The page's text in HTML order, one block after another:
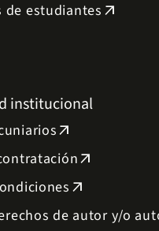
de estudiantes arrow_outward
institucional
arrow_outward
arrow_outward
arrow_outward
de autor y/o